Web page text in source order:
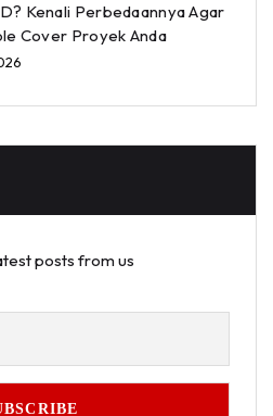
Kenali Perbedaannya Agar
Cover Proyek Anda
posts from us